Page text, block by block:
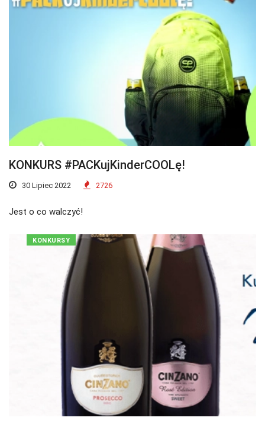
KONKURS #PACKujKinderCOOLę!
30 Lipiec 2022 2726
Jest o co walczyć!
KONKURSY